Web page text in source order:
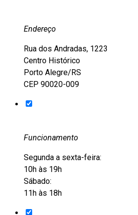
Endereço
Rua dos Andradas, 1223
Centro Histórico
Porto Alegre/RS
CEP 90020-009
Funcionamento
Segunda a sexta-feira:
10h às 19h
Sábado:
11h às 18h